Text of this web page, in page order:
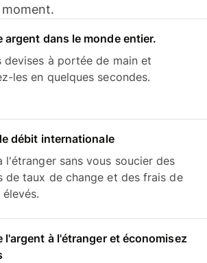
argent dans le monde entier.
devises à portée de main et
les en quelques secondes.
débit internationale
l'étranger sans vous soucier des
de taux de change et des frais de
l'argent à l'étranger et économisez